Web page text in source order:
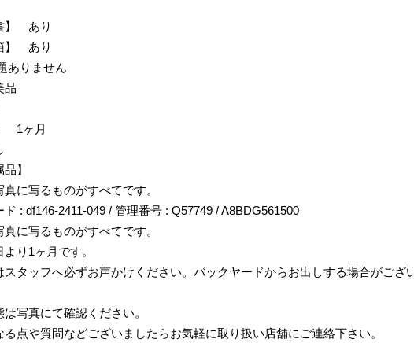
】 あり
】 あり
ありません
品
1ヶ月
】
真に写るものがすべてです。
ド : df146-2411-049 / 管理番号 : Q57749 / A8BDG561500
真に写るものがすべてです。
り1ヶ月です。
スタッフへ必ずお声かけください。バックヤードからお出しする場合がござ
は写真にて確認ください。
る点や質問などございましたらお気軽に取り扱い店舗にご連絡下さい。